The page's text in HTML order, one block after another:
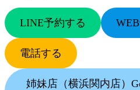
LINE予約する
電話する
姉妹店（横浜関内店）